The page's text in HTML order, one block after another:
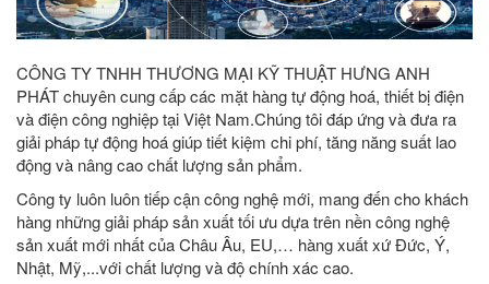
CÔNG TY TNHH THƯƠNG MẠI KỸ THUẬT HƯNG ANH
PHÁT chuyên cung cấp các mặt hàng tự động hoá, thiết bị điện
và điện công nghiệp tại Việt Nam.Chúng tôi đáp ứng và đưa ra
giải pháp tự động hoá giúp tiết kiệm chi phí, tăng năng suất lao
động và nâng cao chất lượng sản phẩm.
Công ty luôn luôn tiếp cận công nghệ mới, mang đến cho khách
hàng những giải pháp sản xuất tối ưu dựa trên nền công nghệ
sản xuất mới nhất của Châu Âu, EU,… hàng xuất xứ Đức, Ý,
Nhật, Mỹ,...với chất lượng và độ chính xác cao.